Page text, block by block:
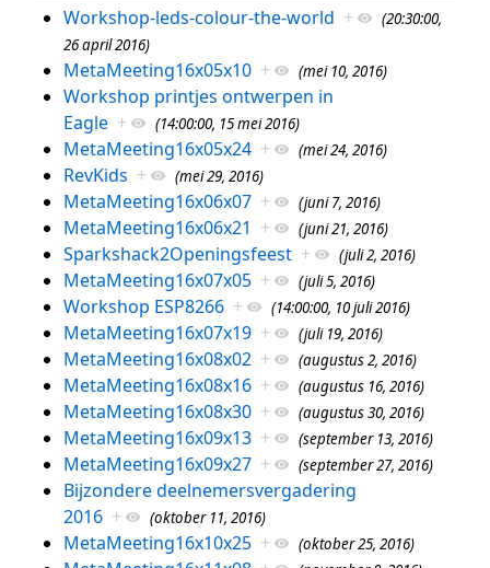
Workshop-leds-colour-the-world +
(20:30:00,
26 april 2016)
MetaMeeting16x05x10 + (mei 10, 2016)
Workshop printjes ontwerpen in
Eagle + (14:00:00, 15 mei 2016)
MetaMeeting16x05x24 + (mei 24, 2016)
RevKids + (mei 29, 2016)
MetaMeeting16x06x07 + (juni 7, 2016)
MetaMeeting16x06x21 + (juni 21, 2016)
Sparkshack2Openingsfeest + (juli 2, 2016)
MetaMeeting16x07x05 + (juli 5, 2016)
Workshop ESP8266 + (14:00:00, 10 juli 2016)
MetaMeeting16x07x19 + (juli 19, 2016)
MetaMeeting16x08x02 + (augustus 2, 2016)
MetaMeeting16x08x16 + (augustus 16, 2016)
MetaMeeting16x08x30 + (augustus 30, 2016)
MetaMeeting16x09x13 + (september 13, 2016)
MetaMeeting16x09x27 + (september 27, 2016)
Bijzondere deelnemersvergadering
2016 + (oktober 11, 2016)
MetaMeeting16x10x25 + (oktober 25, 2016)